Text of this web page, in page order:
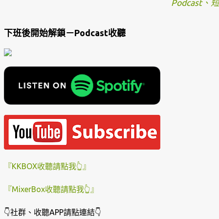
Podcast、
下班後開始解鎖－Podcast收聽
『KKBOX收聽請點我👆』
『MixerBox收聽請點我👆』
👇社群、收聽APP請點連結👇